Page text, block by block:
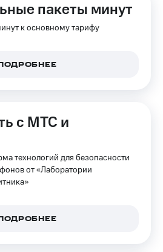
пакеты минут
к основному тарифу
с МТС и
технологий для безопасности
от «Лаборатории